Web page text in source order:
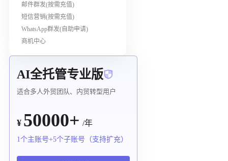
邮件群发(按需充值)
短信营销(按需充值)
WhatsApp群发(自助申请)
商机中心
AI全托管专业版
适合多人外贸团队、内贸转型用户
¥ 50000+ /年
1个主账号+5个子账号（支持扩充）